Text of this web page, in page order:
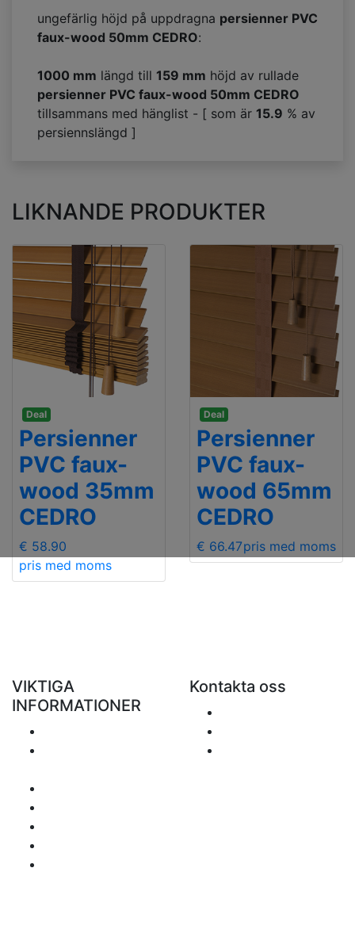
ungefärlig höjd på uppdragna persienner PVC
faux-wood 50mm CEDRO:
1000 mm längd till 159 mm höjd av rullade
persienner PVC faux-wood 50mm CEDRO
tillsammans med hänglist - [ som är 15.9 % av
persiennslängd ]
LIKNANDE PRODUKTER
Deal
Persienner
PVC faux-
wood 35mm
CEDRO
€ 58.90
pris med moms
Deal
Persienner
PVC faux-
wood 65mm
CEDRO
€ 66.47pris med moms
VIKTIGA
INFORMATIONER
Kontakta oss